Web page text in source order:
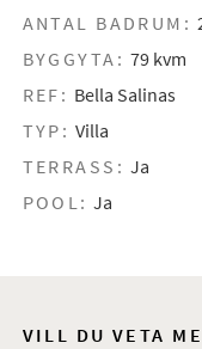
ANTAL BADRUM:
BYGGYTA: 79 kvm
REF: Bella Salinas
TYP: Villa
TERRASS: Ja
POOL: Ja
VILL DU VETA